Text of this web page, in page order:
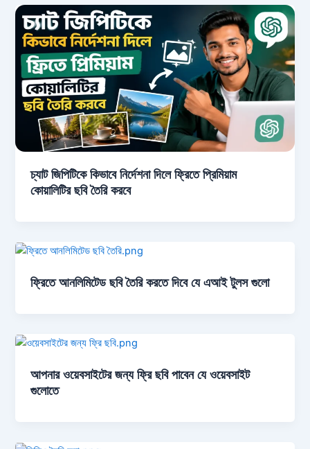
চ্যাট জিপিটিকে কিভাবে নির্দেশনা দিলে ফ্রিতে প্রিমিয়াম
কোয়ালিটির ছবি তৈরি করবে
ফ্রিতে আনলিমিটেড ছবি তৈরি করতে দিবে যে এআই টুলস গুলো
আপনার ওয়েবসাইটের জন্য ফ্রি ছবি পাবেন যে ওয়েবসাইট
গুলোতে